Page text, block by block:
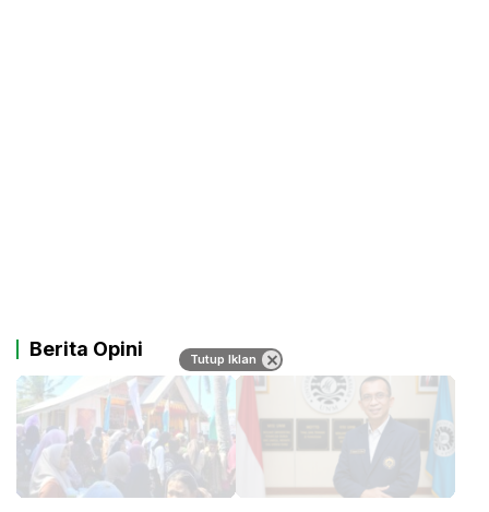
Berita Opini Tutup Iklan